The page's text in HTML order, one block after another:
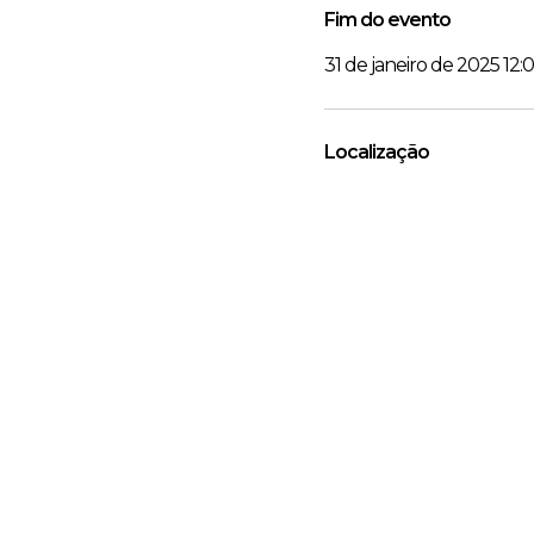
Fim do evento
31 de janeiro de 2025
Localização